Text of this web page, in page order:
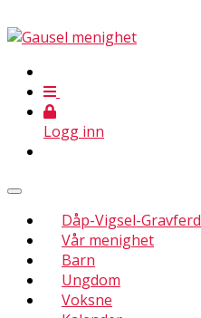
Logg inn
Dåp-Vigsel-Gravferd
Vår menighet
Barn
Ungdom
Voksne